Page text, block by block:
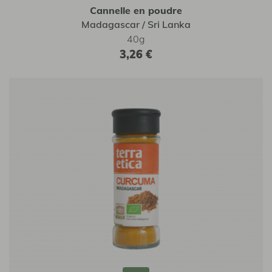
Cannelle en poudre
Madagascar / Sri Lanka
40g
3,26 €